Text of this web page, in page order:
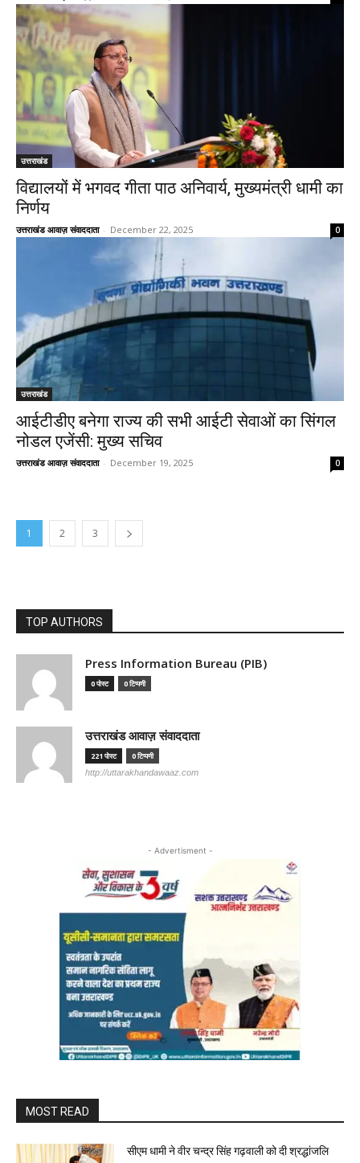
उत्तराखंड
विद्यालयों में भगवद गीता पाठ अनिवार्य, मुख्यमंत्री धामी का
निर्णय
उत्तराखंड आवाज़ संवाददाता - December 22, 2025 0
उत्तराखंड
आईटीडीए बनेगा राज्य की सभी आईटी सेवाओं का सिंगल
नोडल एजेंसी: मुख्य सचिव
उत्तराखंड आवाज़ संवाददाता - December 19, 2025 0
1 2 3
TOP AUTHORS
Press Information Bureau (PIB)
0 पोस्ट 0 टिप्पणी
उत्तराखंड आवाज़ संवाददाता
221 पोस्ट 0 टिप्पणी
http://uttarakhandawaaz.com
- Advertisment -
MOST READ
सीएम धामी ने वीर चन्द्र सिंह गढ़वाली को दी श्रद्धांजलि